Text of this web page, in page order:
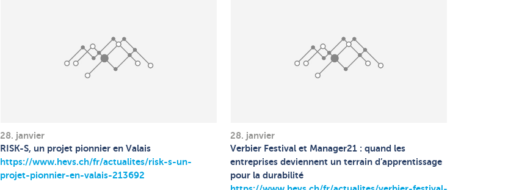
28. janvier
RISK-S, un projet pionnier en Valais
https://www.hevs.ch/fr/actualites/risk-s-un-
projet-pionnier-en-valais-213692
28. janvier
Verbier Festival et Manager21 : quand les
entreprises deviennent un terrain d’apprentissage
pour la durabilité